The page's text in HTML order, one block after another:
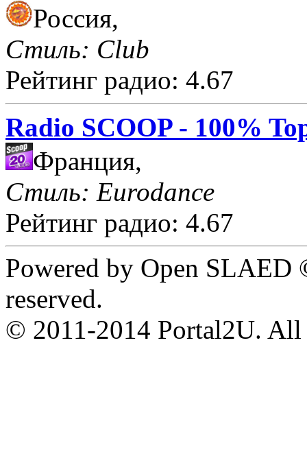
Россия,
Стиль: Club
Рейтинг радио: 4.67
Radio SCOOP - 100%
Франция,
Стиль: Eurodance
Рейтинг радио: 4.67
Powered by Open
reserved.
© 2011-2014 Portal2U. All